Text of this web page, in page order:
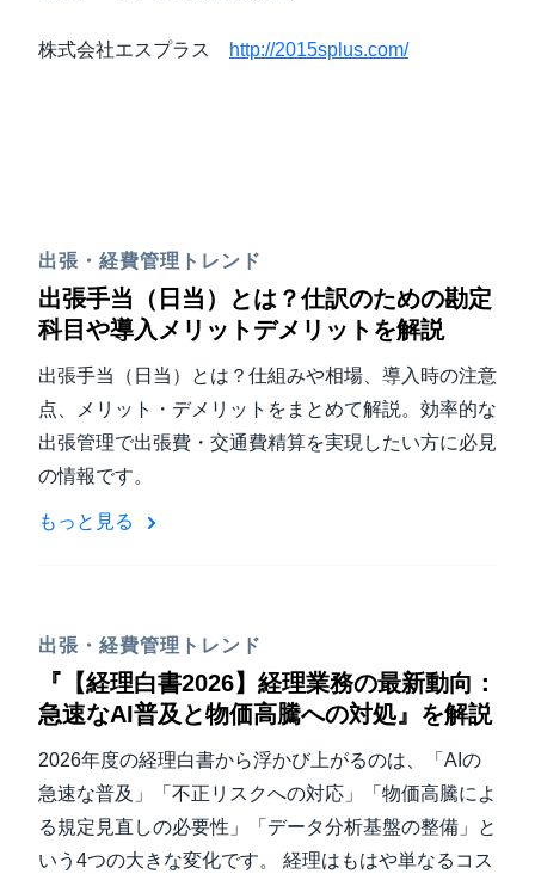
株式会社エスプラス http://2015splus.com/
出張・経費管理トレンド
出張手当（日当）とは？仕訳のための勘定
科目や導入メリットデメリットを解説
出張手当（日当）とは？仕組みや相場、導入時の注意
点、メリット・デメリットをまとめて解説。効率的な
出張管理で出張費・交通費精算を実現したい方に必見
の情報です。
もっと見る
出張・経費管理トレンド
『【経理白書2026】経理業務の最新動向：
急速なAI普及と物価高騰への対処』を解説
2026年度の経理白書から浮かび上がるのは、「AIの
急速な普及」「不正リスクへの対応」「物価高騰によ
る規定見直しの必要性」「データ分析基盤の整備」と
いう4つの大きな変化です。 経理はもはや単なるコス